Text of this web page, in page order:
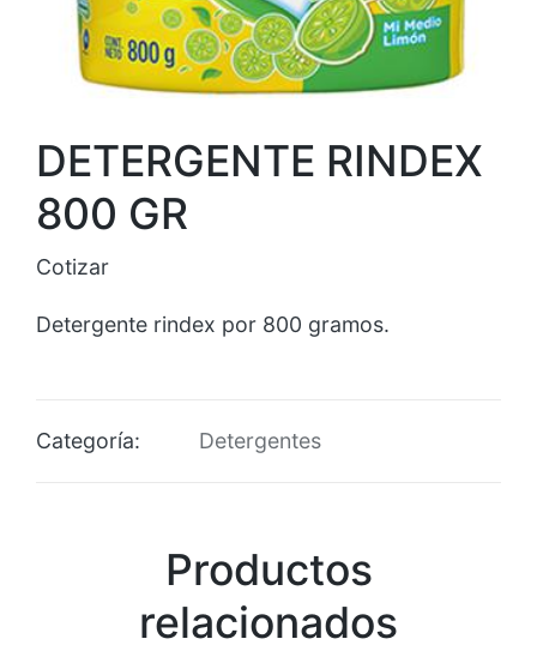
DETERGENTE RINDEX
800 GR
Cotizar
Detergente rindex por 800 gramos.
Categoría: Detergentes
Productos
relacionados